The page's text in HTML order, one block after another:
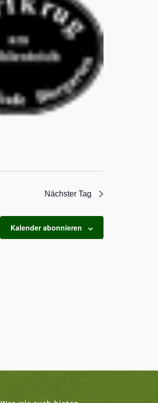
Nächster Tag
Kalender abonnieren